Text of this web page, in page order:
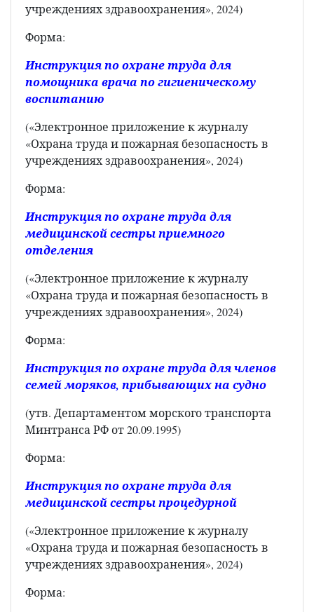
учреждениях здравоохранения», 2024)
Форма:
Инструкция по охране труда для
помощника врача по гигиеническому
воспитанию
(«Электронное приложение к журналу
«Охрана труда и пожарная безопасность в
учреждениях здравоохранения», 2024)
Форма:
Инструкция по охране труда для
медицинской сестры приемного
отделения
(«Электронное приложение к журналу
«Охрана труда и пожарная безопасность в
учреждениях здравоохранения», 2024)
Форма:
Инструкция по охране труда для членов
семей моряков, прибывающих на судно
(утв. Департаментом морского транспорта
Минтранса РФ от 20.09.1995)
Форма:
Инструкция по охране труда для
медицинской сестры процедурной
(«Электронное приложение к журналу
«Охрана труда и пожарная безопасность в
учреждениях здравоохранения», 2024)
Форма: